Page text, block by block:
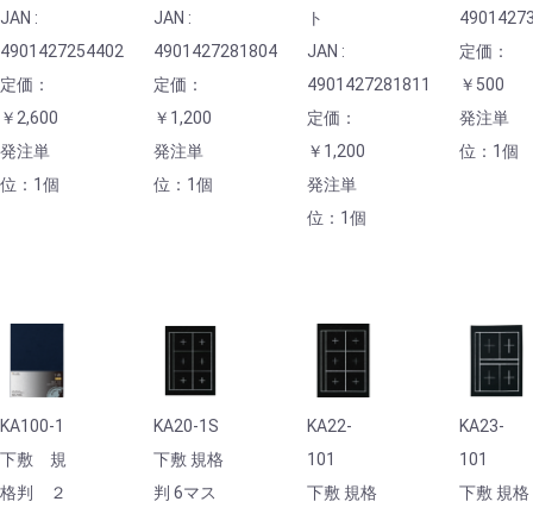
JAN :
4901427254402
定価：
￥2,600
発注単
位：1個
JAN :
4901427281804
定価：
￥1,200
発注単
位：1個
ト
JAN :
4901427281811
定価：
￥1,200
発注単
位：1個
定価：
￥500
発注単
位：1個
KA100-1
下敷 規
格判 ２
KA20-1S
下敷 規格
判 6マス
KA22-
101
下敷 規格
KA23-
101
下敷 規格